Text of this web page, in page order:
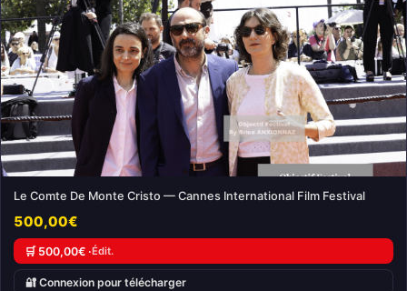
Le Comte De Monte Cristo — Cannes International Film Festival
500,00€
🛒 500,00€ ·Édit.
🔐 Connexion pour télécharger